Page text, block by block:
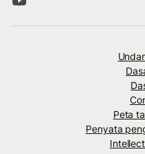
Peta
Penyata